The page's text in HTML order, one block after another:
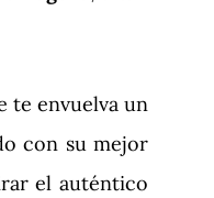
te envuelva un
con su mejor
el auténtico